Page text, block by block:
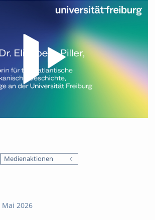
Medienaktionen
2026